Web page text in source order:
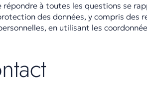
à toutes les questions se
des données, y compris des
en utilisant les